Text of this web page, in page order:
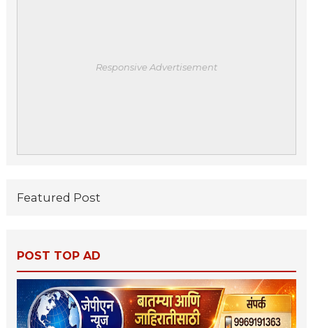
Responsive Advertisement
Featured Post
POST TOP AD